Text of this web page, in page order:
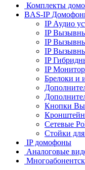
Комплекты
BAS-IP
IP Аудио
IP
IP
IP
IP
IP
Брелоки и
Кнопки
Сетевые
Стойки
IP домофоны
Аналоговые